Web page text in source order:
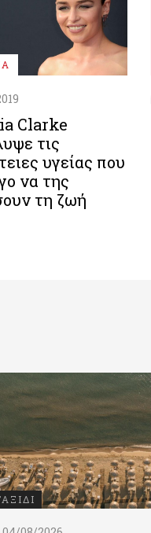
Clarke
τις
υγείας που
να της
τη ζωή